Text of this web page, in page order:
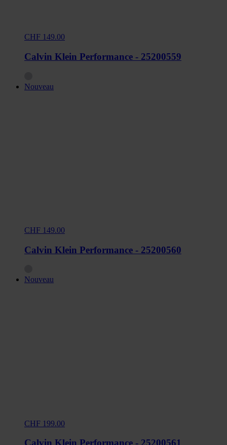
CHF 149.00
Calvin Klein Performance - 25200559
Nouveau
CHF 149.00
Calvin Klein Performance - 25200560
Nouveau
CHF 199.00